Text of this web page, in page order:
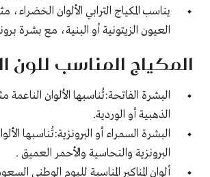
يناسب المكياج الترابي الألوان الخضراء،
العيون الزيتونية أو البنية، مع بشرة
المكياج المناسب للون
البشرة الفاتحة:تُناسبها الألوان الناعمة
الذهبية أو الوردية.
البشرة السمراء أو البرونزية:تُناسبها
البرونزية والنحاسية والأحمر العميق .
ألوان المناكير المناسبة لليوم الوطني